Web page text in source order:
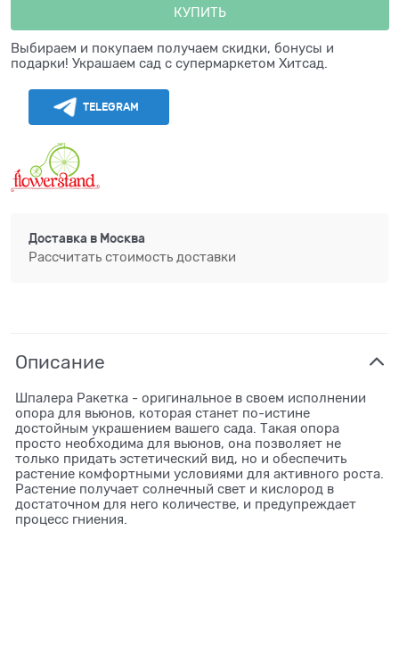
КУПИТЬ
Выбираем и покупаем получаем скидки, бонусы и
подарки! Украшаем сад с супермаркетом Хитсад.
TELEGRAM
Доставка в Москва
Рассчитать стоимость доставки
Описание
Шпалера Ракетка - оригинальное в своем исполнении
опора для вьюнов, которая станет по-истине
достойным украшением вашего сада. Такая опора
просто необходима для вьюнов, она позволяет не
только придать эстетический вид, но и обеспечить
растение комфортными условиями для активного роста.
Растение получает солнечный свет и кислород в
достаточном для него количестве, и предупреждает
процесс гниения.